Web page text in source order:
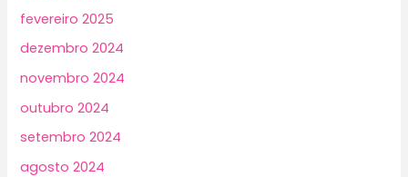
fevereiro 2025
dezembro 2024
novembro 2024
outubro 2024
setembro 2024
agosto 2024